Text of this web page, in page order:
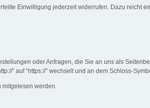
Einwilligung jederzeit widerrufen. Dazu reicht
oder Anfragen, die Sie an uns als
” auf “https://” wechselt und an dem Schloss-
werden.